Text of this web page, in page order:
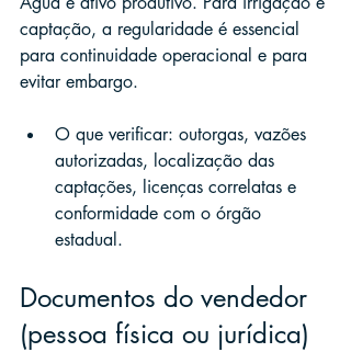
captação, a regularidade é essencial
para continuidade operacional e para
evitar embargo.
O que verificar: outorgas, vazões
autorizadas, localização das
captações, licenças correlatas e
conformidade com o órgão
estadual.
Documentos do vendedor
(pessoa física ou jurídica)